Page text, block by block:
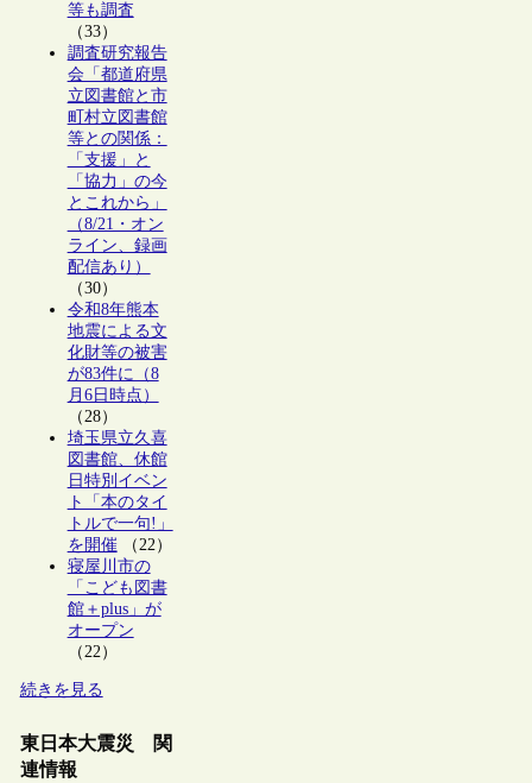
等も調査
（33）
調査研究報告
会「都道府県
立図書館と市
町村立図書館
等との関係：
「支援」と
「協力」の今
とこれから」
（8/21・オン
ライン、録画
配信あり）
（30）
令和8年熊本
地震による文
化財等の被害
が83件に（8
月6日時点）
（28）
埼玉県立久喜
図書館、休館
日特別イベン
ト「本のタイ
トルで一句!」
を開催（22）
寝屋川市の
「こども図書
館＋plus」が
オープン
（22）
続きを見る
東日本大震災 関
連情報